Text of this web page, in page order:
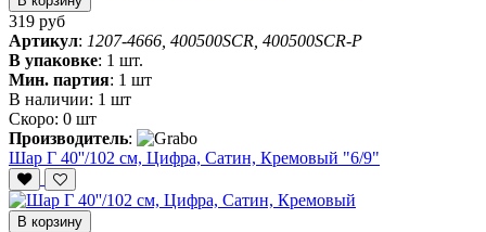
319 руб
Артикул: 1207-4666, 400500SCR, 400500SCR-P
В упаковке: 1 шт.
Мин. партия: 1 шт
В наличии: 1 шт
Скоро: 0 шт
Производитель:
Шар Г 40''/102 см, Цифра, Сатин, Кремовый "6/9"
В корзину